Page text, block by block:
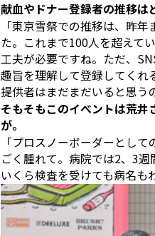
――献血やドナー登録者の推移
「東京雪祭での推移は、昨
た。これまで100人を超えて
工夫が必要ですね。ただ、
趣旨を理解して登録してくれ
提供者はまだまだいると思う
――そもそもこのイベントは荒
が。
「プロスノーボーダーとし
ごく腫れて。病院では2、3
いくら検査を受けても病名